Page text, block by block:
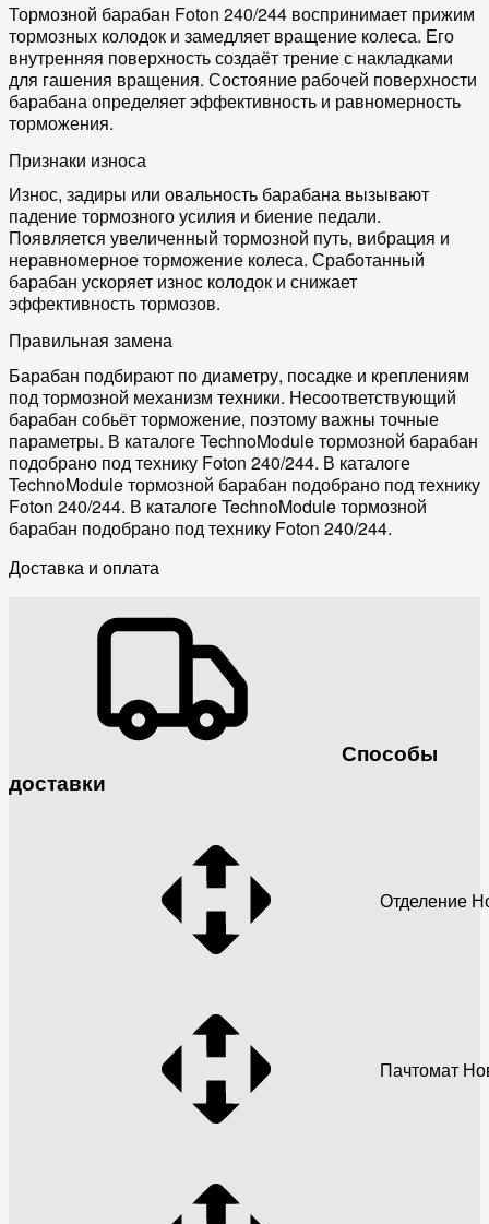
Тормозной барабан Foton 240/244 воспринимает прижим
тормозных колодок и замедляет вращение колеса. Его
внутренняя поверхность создаёт трение с накладками
для гашения вращения. Состояние рабочей поверхности
барабана определяет эффективность и равномерность
торможения.
Признаки износа
Износ, задиры или овальность барабана вызывают
падение тормозного усилия и биение педали.
Появляется увеличенный тормозной путь, вибрация и
неравномерное торможение колеса. Сработанный
барабан ускоряет износ колодок и снижает
эффективность тормозов.
Правильная замена
Барабан подбирают по диаметру, посадке и креплениям
под тормозной механизм техники. Несоответствующий
барабан собьёт торможение, поэтому важны точные
параметры. В каталоге TechnoModule тормозной барабан
подобрано под технику Foton 240/244. В каталоге
TechnoModule тормозной барабан подобрано под технику
Foton 240/244. В каталоге TechnoModule тормозной
барабан подобрано под технику Foton 240/244.
Доставка и оплата
Способы
доставки
Отделение
Пачтомат